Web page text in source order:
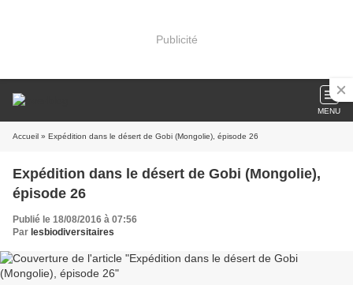
Publicité
MENU
Accueil » Expédition dans le désert de Gobi (Mongolie), épisode 26
Expédition dans le désert de Gobi (Mongolie),
épisode 26
Publié le 18/08/2016 à 07:56
Par lesbiodiversitaires